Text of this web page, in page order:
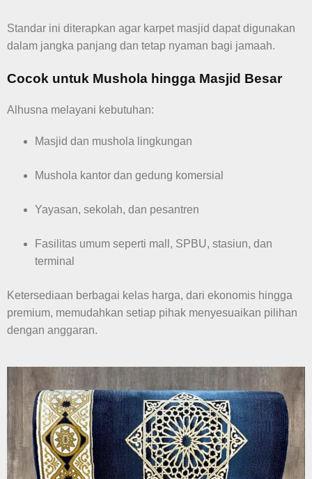
Standar ini diterapkan agar karpet masjid dapat digunakan
dalam jangka panjang dan tetap nyaman bagi jamaah.
Cocok untuk Mushola hingga Masjid Besar
Alhusna melayani kebutuhan:
Masjid dan mushola lingkungan
Mushola kantor dan gedung komersial
Yayasan, sekolah, dan pesantren
Fasilitas umum seperti mall, SPBU, stasiun, dan
terminal
Ketersediaan berbagai kelas harga, dari ekonomis hingga
premium, memudahkan setiap pihak menyesuaikan pilihan
dengan anggaran.